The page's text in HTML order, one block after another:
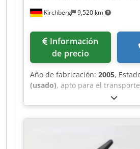
Kirchberg 9,520 km
de precio
Año de fabricación: 2005,
(usado), apto para el
funcionamiento cíclico, el
Dcjdpfeh Svyvsx Adrsk